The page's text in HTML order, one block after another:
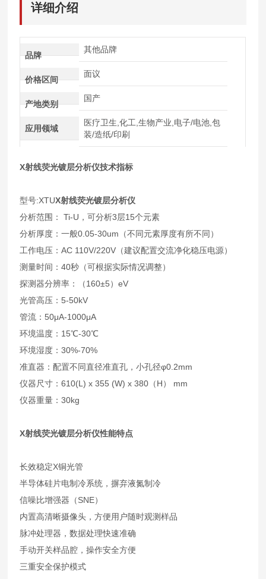
详细介绍
品牌
其他品牌
价格区间
面议
产地类别
国产
应用领域
医疗卫生,化工,生物产业,电子/电池,包
装/造纸/印刷
X射线荧光镀层分析仪技术指标
型号:XTUX射线荧光镀层分析仪
分析范围： Ti-U，可分析3层15个元素
分析厚度：一般0.05-30um（不同元素厚度有所不同）
工作电压：AC 110V/220V（建议配置交流净化稳压电源）
测量时间：40秒（可根据实际情况调整）
探测器分辨率：（160±5）eV
光管高压：5-50kV
管流：50μA-1000μA
环境温度：15℃-30℃
环境湿度：30%-70%
准直器：配置不同直径准直孔，小孔径φ0.2mm
仪器尺寸：610(L) x 355 (W) x 380（H） mm
仪器重量：30kg
X射线荧光镀层分析仪性能特点
长效稳定X铜光管
半导体硅片电制冷系统，摒弃液氮制冷
信噪比增强器（SNE）
内置高清晰摄像头，方便用户随时观测样品
脉冲处理器，数据处理快速准确
手动开关样品腔，操作安全方便
三重安全保护模式